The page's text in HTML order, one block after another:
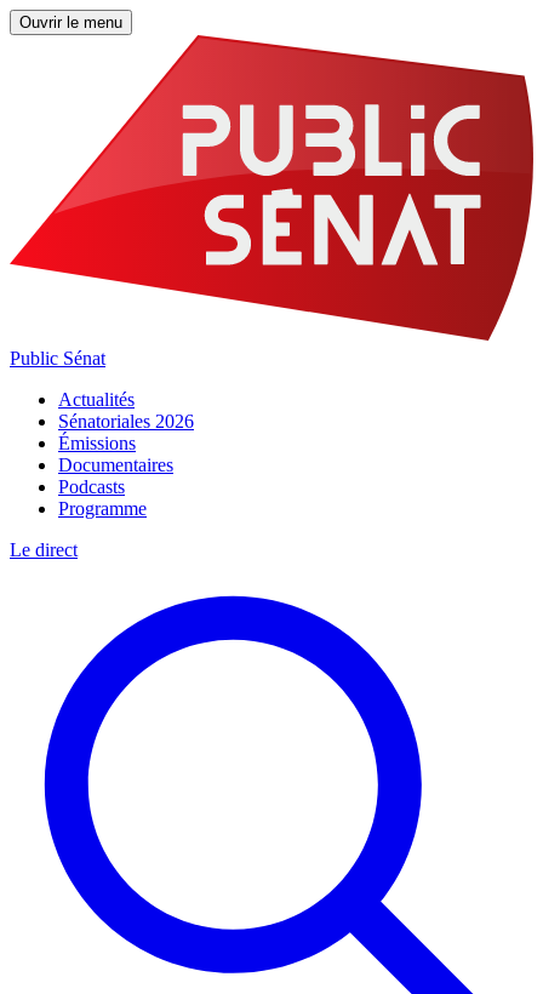
Ouvrir le menu
Public Sénat
Actualités
Sénatoriales 2026
Émissions
Documentaires
Podcasts
Programme
Le direct